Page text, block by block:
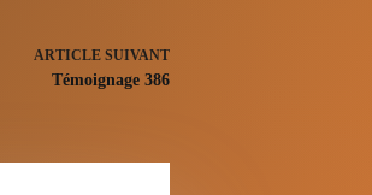
ARTICLESUIVANT
Témoignage 386